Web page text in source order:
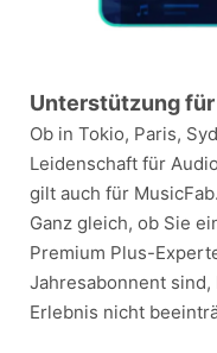
Unterstützung
Ob in Tokio, Paris,
Leidenschaft für
gilt auch für MusicFab.
Ganz gleich, ob Sie
Premium Plus-
Jahresabonnent
Erlebnis nicht